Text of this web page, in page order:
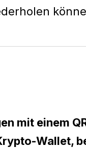
mit einem
Wallet,